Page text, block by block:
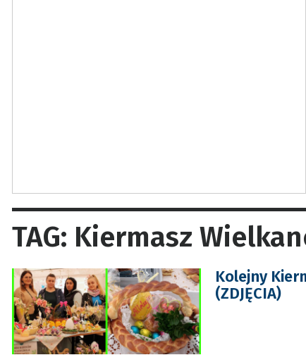
TAG: Kiermasz
Kolejny
(ZDJĘCIA)